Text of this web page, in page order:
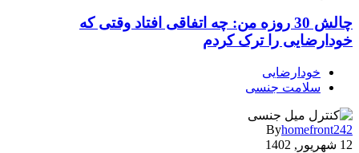
چالش 30 روزه من: چه اتفاقی افتاد وقتی که
خودارضایی را ترک کردم
خودارضایی
سلامت جنسی
Byhomefront242
12 شهریور, 1402